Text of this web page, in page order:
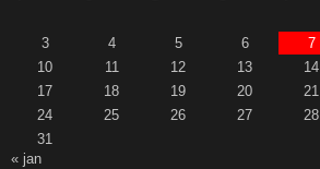
3
4 5 6 7
10
11 12 13 14
17
18 19 20 21
24
25 26 27 28
31
« jan